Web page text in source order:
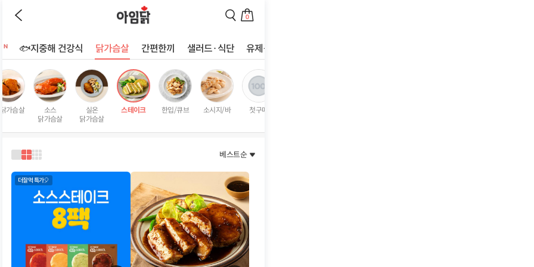
전
동
하
기
색
지
로
동
하
기
0
로
이
동
🐟지중해 건강식 닭가슴살 간편한끼 샐러드·식단 유제품
품
리
스
트
닭가슴살
소스
닭가슴살
실온
닭가슴살
스테이크 한입/큐브 소시지/바 첫구매
1
열
2
열
로
3
열
로
보
기
베스트순
더잘먹 특가🎈